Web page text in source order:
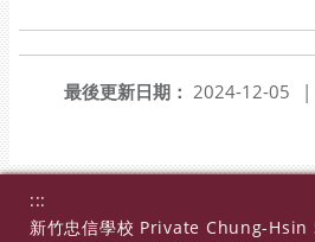
最後更新日期： 2024-12-05
|
:::
新竹忠信學校 Private Chung-Hsin